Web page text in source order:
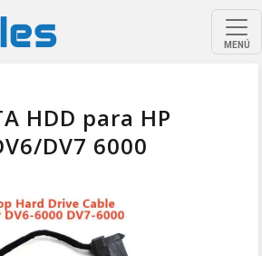
MENÚ
HDD para HP
DV7 6000